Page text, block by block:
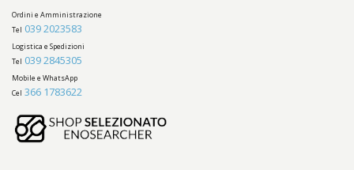
Ordini e Amministrazione
Tel 039 2023583
Logistica e Spedizioni
Tel 039 2845305
Mobile e WhatsApp
Cel 366 1783622